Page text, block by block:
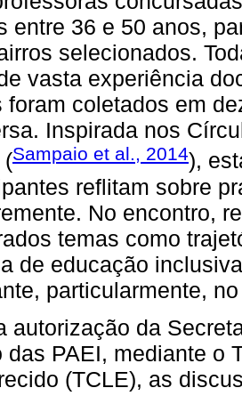
entre 36 e 50 anos,
selecionados.
vasta experiência
foram coletados em
Inspirada nos
(Sampaio et al., 2014),
reflitam sobre
No encontro,
temas como
de educação
particularmente,
autorização da
das PAEI, mediante o
(TCLE), as